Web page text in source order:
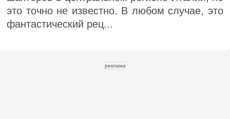
это точно не известно. В любом случае, это
фантастический рец...
реклама